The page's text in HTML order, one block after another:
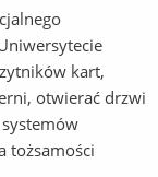
kart,
otwierać drzwi
tożsamości